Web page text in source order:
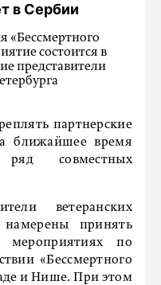
в Сербии
«Бессмертного
состоится в
представители
партнерские
ближайшее время
совместных
ветеранских
намерены принять
мероприятиях по
«Бессмертного
и Нише. При этом